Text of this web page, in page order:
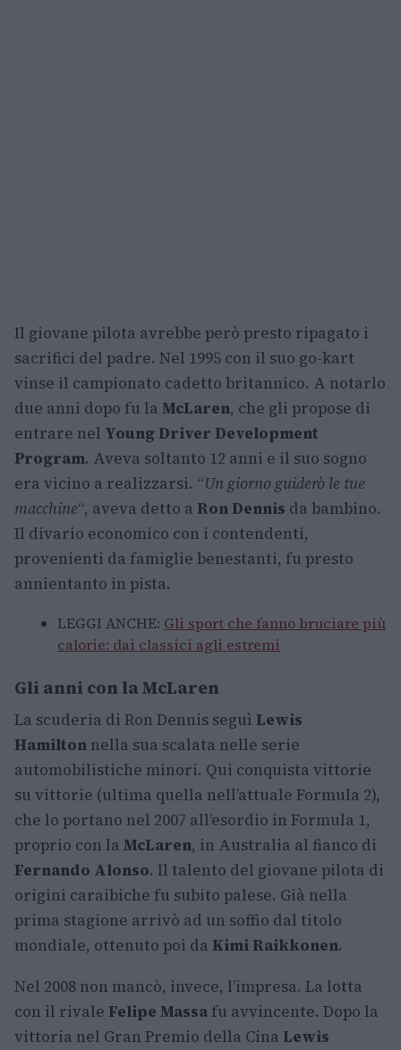
Il giovane pilota avrebbe però presto ripagato i
sacrifici del padre. Nel 1995 con il suo go-kart
vinse il campionato cadetto britannico. A notarlo
due anni dopo fu la McLaren, che gli propose di
entrare nel Young Driver Development
Program. Aveva soltanto 12 anni e il suo sogno
era vicino a realizzarsi. “Un giorno guiderò le tue
macchine“, aveva detto a Ron Dennis da bambino.
Il divario economico con i contendenti,
provenienti da famiglie benestanti, fu presto
annientanto in pista.
LEGGI ANCHE: Gli sport che fanno bruciare più
calorie: dai classici agli estremi
Gli anni con la McLaren
La scuderia di Ron Dennis seguì Lewis
Hamilton nella sua scalata nelle serie
automobilistiche minori. Qui conquista vittorie
su vittorie (ultima quella nell’attuale Formula 2),
che lo portano nel 2007 all’esordio in Formula 1,
proprio con la McLaren, in Australia al fianco di
Fernando Alonso. Il talento del giovane pilota di
origini caraibiche fu subito palese. Già nella
prima stagione arrivò ad un soffio dal titolo
mondiale, ottenuto poi da Kimi Raikkonen.
Nel 2008 non mancò, invece, l’impresa. La lotta
con il rivale Felipe Massa fu avvincente. Dopo la
vittoria nel Gran Premio della Cina Lewis